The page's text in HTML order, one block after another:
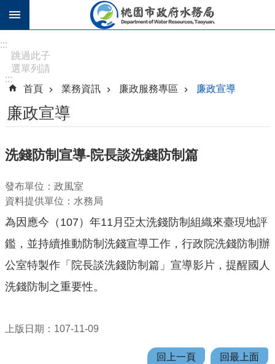
跳到主要內容區塊
階
搜
尋
息
告
識
水
機
訊
:::
跳過此子
選單列請
[Enter]，
繼續則按
[Tab]
:::
首頁
業務資訊 廉政服務專區 廉政宣導
廉政宣導
洗錢防制宣導-院長談洗錢防制篇
發布單位：政風室
資料提供單位：水務局
為因應今（107）年11月亞太洗錢防制組織來臺現地評
鑑，並持續推動防制洗錢宣導工作，行政院洗錢防制辦
公室特製作「院長談洗錢防制篇」宣導影片，提醒國人
洗錢防制之重要性。
上版日期：107-11-09
回上一頁 回最上面